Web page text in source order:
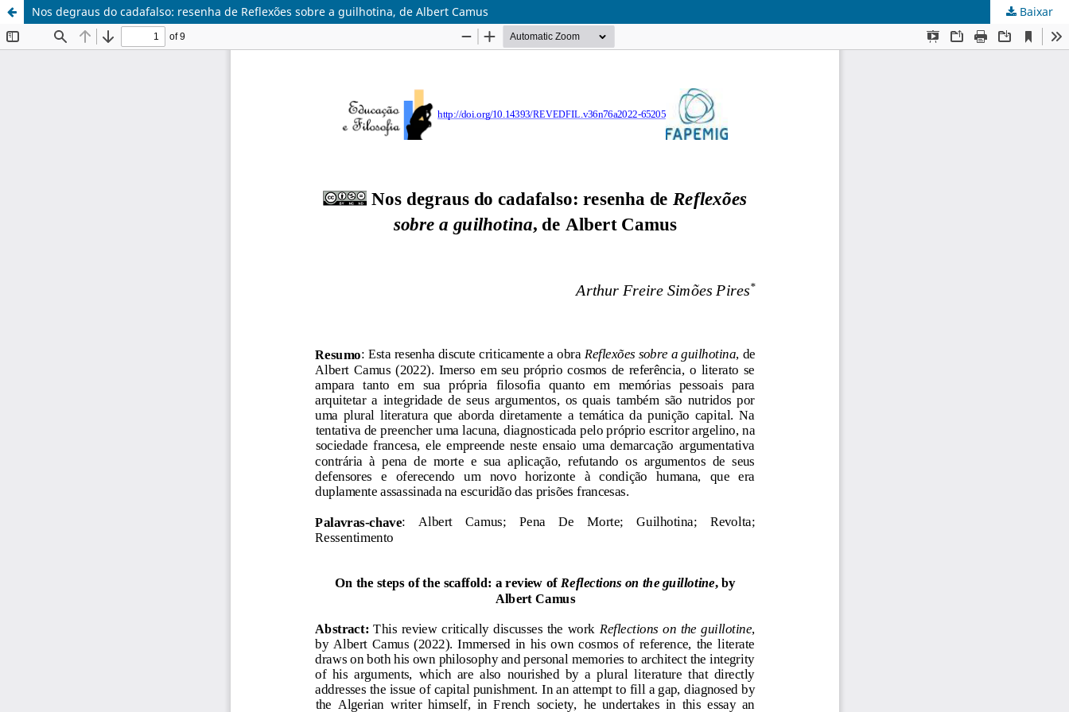
Nos degraus do cadafalso: resenha de Reflexões sobre a guilhotina, de Albert Camus Baixar